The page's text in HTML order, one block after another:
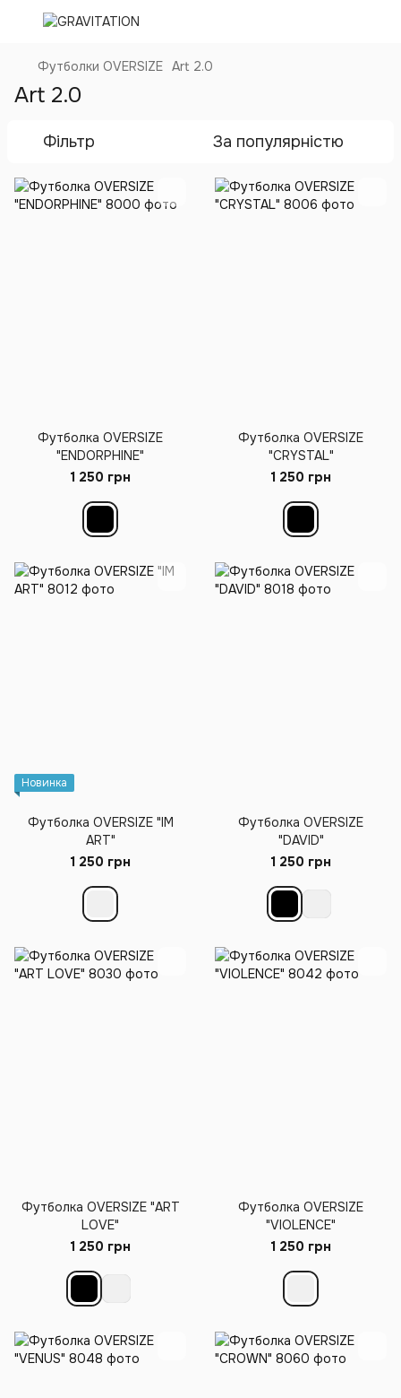
Футболки OVERSIZE Art 2.0
Art 2.0
Фільтр За популярністю
Футболка OVERSIZE
"ENDORPHINE"
1 250 грн
Футболка OVERSIZE
"CRYSTAL"
1 250 грн
Новинка
Футболка OVERSIZE "IM
ART"
1 250 грн
Футболка OVERSIZE
"DAVID"
1 250 грн
Футболка OVERSIZE "ART
LOVE"
1 250 грн
Футболка OVERSIZE
"VIOLENCE"
1 250 грн